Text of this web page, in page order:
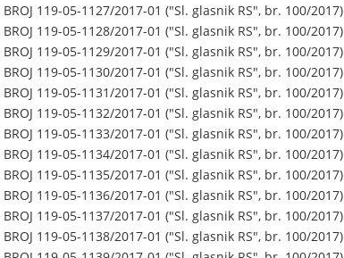
BROJ 119-05-1127/2017-01 ("Sl. glasnik RS", br. 100/2017)
BROJ 119-05-1128/2017-01 ("Sl. glasnik RS", br. 100/2017)
BROJ 119-05-1129/2017-01 ("Sl. glasnik RS", br. 100/2017)
BROJ 119-05-1130/2017-01 ("Sl. glasnik RS", br. 100/2017)
BROJ 119-05-1131/2017-01 ("Sl. glasnik RS", br. 100/2017)
BROJ 119-05-1132/2017-01 ("Sl. glasnik RS", br. 100/2017)
BROJ 119-05-1133/2017-01 ("Sl. glasnik RS", br. 100/2017)
BROJ 119-05-1134/2017-01 ("Sl. glasnik RS", br. 100/2017)
BROJ 119-05-1135/2017-01 ("Sl. glasnik RS", br. 100/2017)
BROJ 119-05-1136/2017-01 ("Sl. glasnik RS", br. 100/2017)
BROJ 119-05-1137/2017-01 ("Sl. glasnik RS", br. 100/2017)
BROJ 119-05-1138/2017-01 ("Sl. glasnik RS", br. 100/2017)